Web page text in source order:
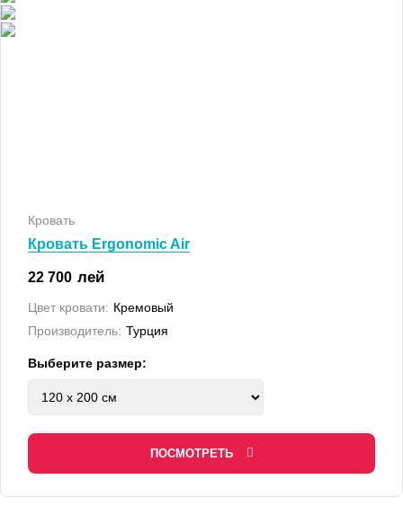
Кровать
Кровать Ergonomic Air
22 700 лей
Цвет кровати: Кремовый
Производитель: Турция
Выберите размер:
ПОСМОТРЕТЬ